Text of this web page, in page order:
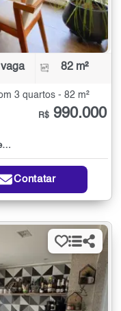
82 m²
3 quartos - 82 m²
R$ 990.000
Contatar